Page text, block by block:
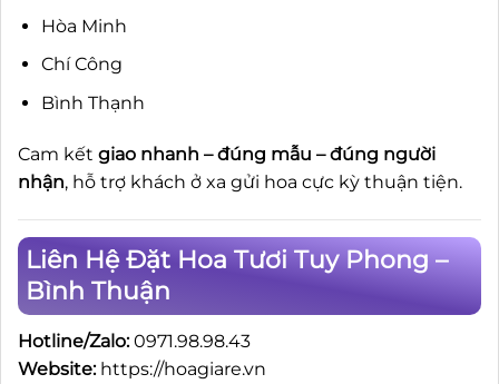
Hòa Minh
Chí Công
Bình Thạnh
Cam kết giao nhanh – đúng mẫu – đúng người
nhận, hỗ trợ khách ở xa gửi hoa cực kỳ thuận tiện.
Liên Hệ Đặt Hoa Tươi Tuy Phong –
Bình Thuận
Hotline/Zalo:0971.98.98.43
Website: https://hoagiare.vn